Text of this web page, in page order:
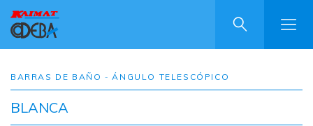
BARRAS DE BAÑO ÁNGULO TELESCÓPICO
BLANCA